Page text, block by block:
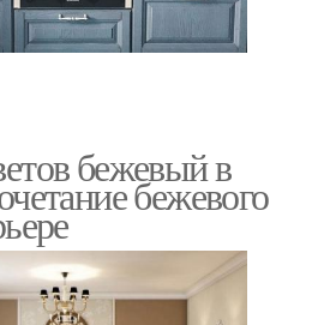
бежевый в
бежевого